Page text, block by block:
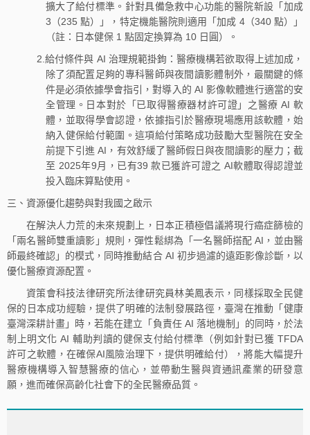
擴大了給付標準。針對具備急救中心功能的醫院新設「加成
3（235 點）」，特定機能醫院則適用「加成 4（340 點）」
（註：日本健保 1 點固定換算為 10 日圓）。
2.給付條件與 AI 治理規範掛鉤：醫療機構若欲取得上述加成，
除了須配置足夠的專科醫師與夜間讀影體制外，最關鍵的條
件是必須依據學會指引，對導入的 AI 影像軟體進行適當的安
全管理。日本對於「已取得醫療器材許可證」之醫療 AI 軟
體，並取得學會認證，依據指引於醫療現場應用該軟體，始
納入健保給付範圍。這項給付策略成功鼓勵大型醫院在安全
前提下引進 AI，有效舒緩了醫師假日與夜間讀影的壓力；截
至 2025年9月，已有39 款已獲許可證之 AI軟體取得認證並
投入臨床算點使用。
三、資源優化趨勢與對我國之啟示
在解決人力荒的未來規劃上，日本正積極倡議將現行癌症篩檢的
「兩名醫師雙重讀影」規則，彈性鬆綁為「一名醫師搭配 AI，並由醫
師最終確認」的模式，同時推動結合 AI 初步過濾的遠距影像診斷，以
優化醫療資源配置。
資策會科技法律研究所法律研究員林美鳳表示，同樣採取全民健
保的日本成功經驗，提供了明確的法制發展路徑，臺灣在推動「健康
臺灣深耕計畫」時，若能在建立「負責任 AI 落地機制」的同時，於法
制上明文化 AI 輔助判讀的健保支付給付標準（例如針對已獲 TFDA
許可之軟體，在確保AI風險治理下，提供明確給付），將能大幅提升
醫療機構導入智慧醫療的信心，並帶動生醫與資通訊產業的研發意
願，進而確保高齡化社會下的全民醫療品質。